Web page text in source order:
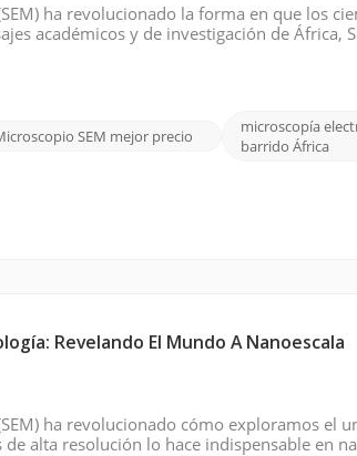
ha revolucionado la forma en que los
académicos y de investigación de
SEM mejor precio
microscopía
barrido África
Revelando El Mundo A Nanoescala
ha revolucionado cómo exploramos el
alta resolución lo hace indispensable en